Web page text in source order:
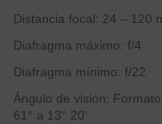
Distancia focal: 24 – 120
Diafragma máximo: f/4
Diafragma mínimo: f/22
Ángulo de visión:
61° a 13° 20'